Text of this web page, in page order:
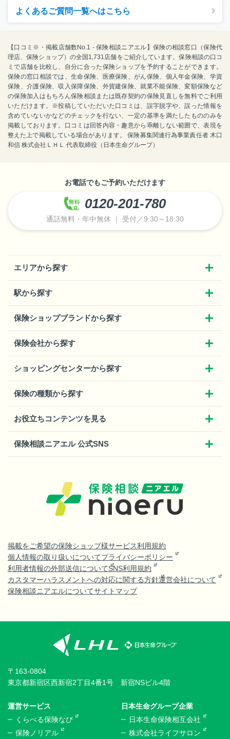
よくあるご質問一覧へはこちら
【口コミ※・掲載店舗数No.1 - 保険相談ニアエル】保険の相談窓口（保険代
理店、保険ショップ）の全国1,731店舗をご紹介しています。保険相談の口コ
ミで店舗を比較し、自分に合った保険ショップを予約することができます。
保険の窓口相談では、生命保険、医療保険、がん保険、個人年金保険、学資
保険、介護保険、収入保障保険、外貨建保険、就業不能保険、変額保険など
の保険加入はもちろん保険相談または既存契約の保険見直しを無料でご利用
いただけます。※投稿していただいた口コミは、誤字脱字や、誤った情報を
含めていないかなどのチェックを行ない、一定の基準を満たしたもののみを
掲載しております。口コミは回答内容・趣意から乖離しない範囲で、表現を
整えた上で掲載している場合があります。 保険募集関連行為事業責任者 木口
和信 株式会社ＬＨＬ 代表取締役（日本生命グループ）
お電話でもご予約いただけます
0120-201-780
通話無料・年中無休 ｜ 受付／9:30～18:30
エリアから探す
駅から探す
保険ショップブランドから探す
保険会社から探す
ショッピングセンターから探す
保険の種類から探す
お役立ちコンテンツを見る
保険相談ニアエル 公式SNS
掲載をご希望の保険ショップ様サービス利用規約
個人情報の取り扱いについてプライバシーポリシー
利用者情報の外部送信についてSNS利用規約
カスタマーハラスメントへの対応に関する方針運営会社について
保険相談ニアエルについてサイトマップ
〒163-0804
東京都新宿区西新宿2丁目4番1号 新宿NSビル4階
運営サービス
くらべる保険なび
保険ノリアル
日本生命グループ企業
日本生命保険相互会社
株式会社ライフサロン